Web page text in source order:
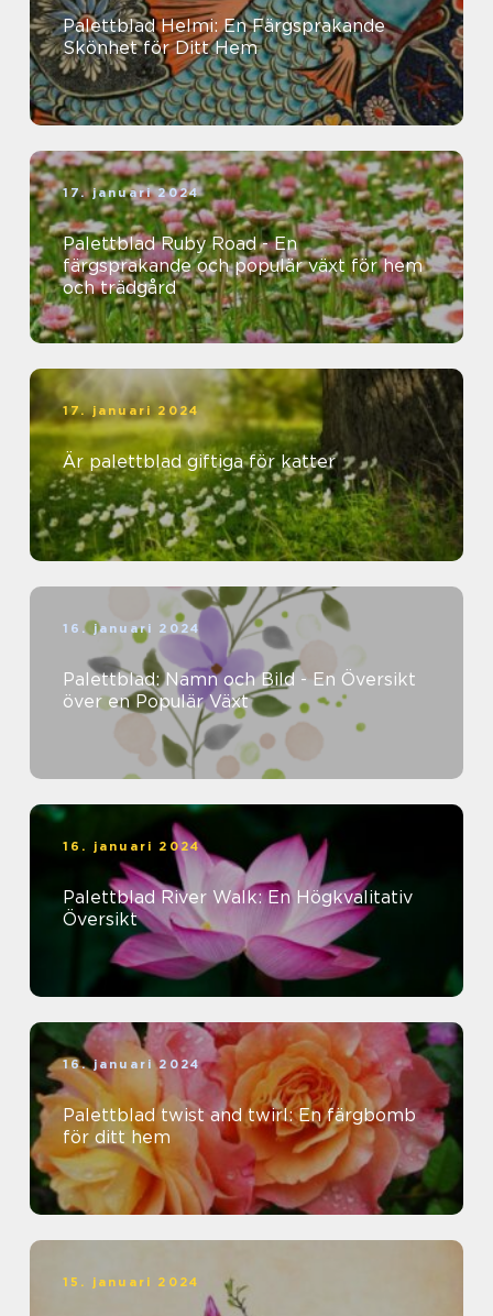
Palettblad Helmi: En Färgsprakande
Skönhet för Ditt Hem
17. januari 2024
Palettblad Ruby Road - En
färgsprakande och populär växt för hem
och trädgård
17. januari 2024
Är palettblad giftiga för katter
16. januari 2024
Palettblad: Namn och Bild - En Översikt
över en Populär Växt
16. januari 2024
Palettblad River Walk: En Högkvalitativ
Översikt
16. januari 2024
Palettblad twist and twirl: En färgbomb
för ditt hem
15. januari 2024